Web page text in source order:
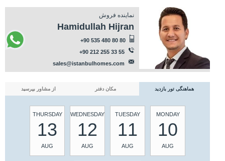
نماینده فروش
Hamidullah Hijran
+90 535 480 80 80
+90 212 255 33 55
sales@istanbulhomes.com
هماهنگی تور بازدید مکان دفتر از مشاور بپرسید
MONDAY
10
AUG
TUESDAY
11
AUG
WEDNESDAY
12
AUG
THURSDAY
13
AUG